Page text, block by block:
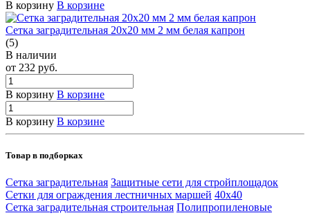
В корзину В корзине
Сетка заградительная 20х20 мм 2 мм белая капрон
(5)
В наличии
от 232 руб.
В корзину В корзине
В корзину В корзине
Товар в подборках
Сетка заградительная Защитные сети для стройплощадок
Сетки для ограждения лестничных маршей 40х40
Сетка заградительная строительная Полипропиленовые